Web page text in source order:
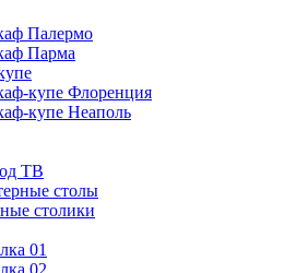
Палермо
Парма
купе Флоренция
купе Неаполь
ТВ
столы
столики
01